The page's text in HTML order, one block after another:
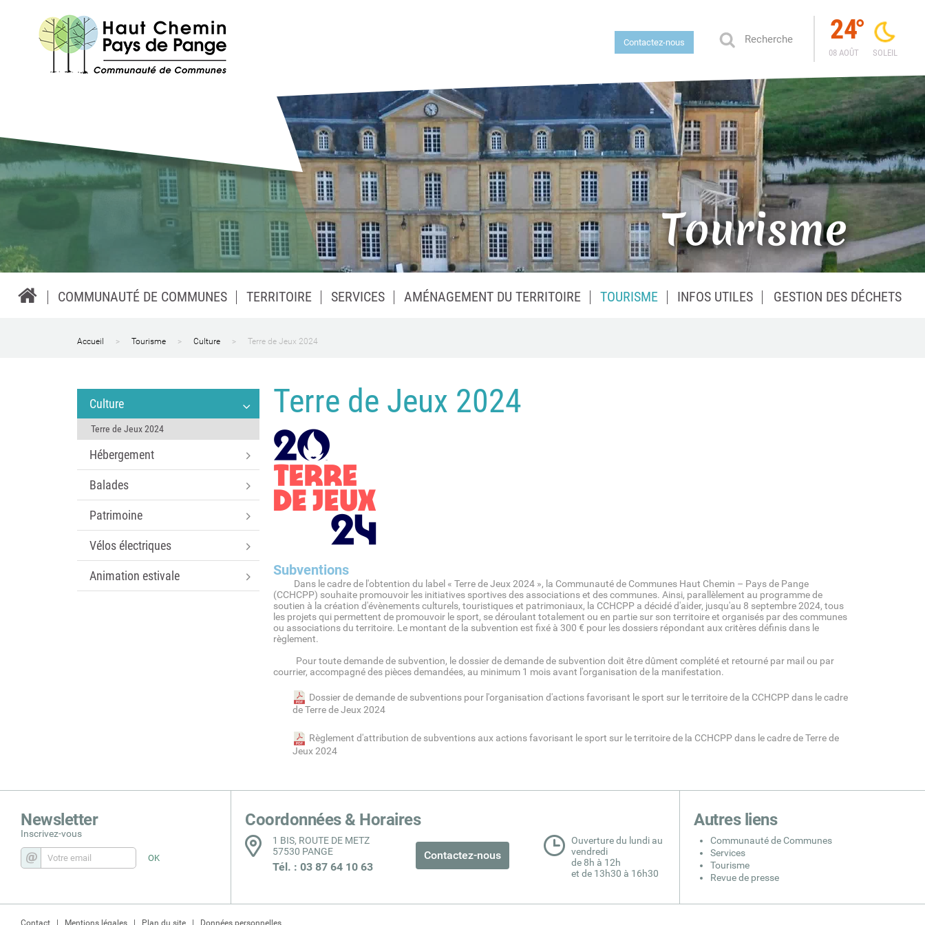
24°
08 AOÛT SOLEIL
Contactez-nous
Tourisme
COMMUNAUTÉ DE COMMUNES TERRITOIRE SERVICES AMÉNAGEMENT DU TERRITOIRE TOURISME INFOS UTILES GESTION DES DÉCHETS
Accueil Tourisme Culture Terre de Jeux 2024
Terre de Jeux 2024
Subventions
Dans le cadre de l'obtention du label « Terre de Jeux 2024 », la Communauté de Communes Haut Chemin – Pays de Pange
(CCHCPP) souhaite promouvoir les initiatives sportives des associations et des communes. Ainsi, parallèlement au programme de
soutien à la création d'évènements culturels, touristiques et patrimoniaux, la CCHCPP a décidé d'aider, jusqu'au 8 septembre 2024, tous
les projets qui permettent de promouvoir le sport, se déroulant totalement ou en partie sur son territoire et organisés par des communes
ou associations du territoire. Le montant de la subvention est fixé à 300 € pour les dossiers répondant aux critères définis dans le
règlement.
Pour toute demande de subvention, le dossier de demande de subvention doit être dûment complété et retourné par mail ou par
courrier, accompagné des pièces demandées, au minimum 1 mois avant l'organisation de la manifestation.
Dossier de demande de subventions pour l'organisation d'actions favorisant le sport sur le territoire de la CCHCPP dans le cadre
de Terre de Jeux 2024
Règlement d'attribution de subventions aux actions favorisant le sport sur le territoire de la CCHCPP dans le cadre de Terre de
Jeux 2024
Culture
Terre de Jeux 2024
Hébergement
Balades
Patrimoine
Vélos électriques
Animation estivale
Newsletter
Inscrivez-vous
Autres liens
Communauté de Communes
Services
Tourisme
Revue de presse
Coordonnées & Horaires
1 BIS, ROUTE DE METZ
57530 PANGE
Tél. : 03 87 64 10 63
Ouverture du lundi au
vendredi
de 8h à 12h
et de 13h30 à 16h30
Contactez-nous
Contact Mentions légales Plan du site Données personnelles